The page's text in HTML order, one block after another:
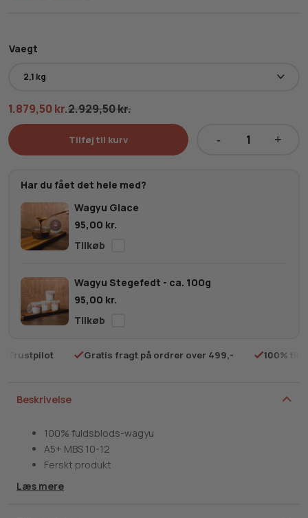
Beskrivelse
100% fuldsblods-wagyu
A5+ MBS 10-12
Ferskt produkt
Hvor får du en vanvittig smagsoplevelse til fornuftige
Læs mere
Vaegt
1.879,50kr.2.929,50kr.
Har du fået det hele med?
Wagyu Glace
95,00 kr.
Wagyu Stegefedt - ca. 100g
95,00 kr.
Tilføj til kurv
Trustpilot Gratis fragt på ordrer over 499,- 100%